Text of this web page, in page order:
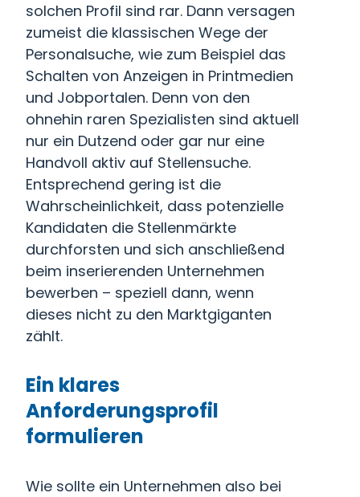
solchen Profil sind rar. Dann versagen
zumeist die klassischen Wege der
Personalsuche, wie zum Beispiel das
Schalten von Anzeigen in Printmedien
und Jobportalen. Denn von den
ohnehin raren Spezialisten sind aktuell
nur ein Dutzend oder gar nur eine
Handvoll aktiv auf Stellensuche.
Entsprechend gering ist die
Wahrscheinlichkeit, dass potenzielle
Kandidaten die Stellenmärkte
durchforsten und sich anschließend
beim inserierenden Unternehmen
bewerben – speziell dann, wenn
dieses nicht zu den Marktgiganten
zählt.
Ein klares
Anforderungsprofil
formulieren
Wie sollte ein Unternehmen also bei